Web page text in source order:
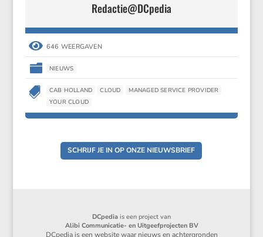
Redactie@DCpedia
 646 WEERGAVEN
 NIEUWS
 CAB HOLLAND CLOUD
MANAGED SERVICE PROVIDER
YOUR CLOUD
SCHRIJF JE IN OP ONZE NIEUWSBRIEF
DCpedia is een project van
Alibi Communicatie- en Uitgeefprojecten BV
DCpedia is een website waar nieuws en achtergronden